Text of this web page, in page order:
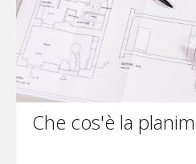
Che cos'è la